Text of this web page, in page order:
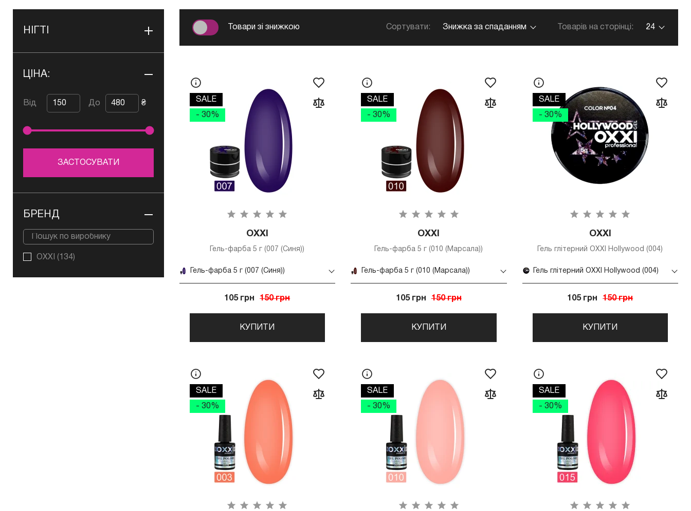
НІГТІ
ЦІНА:
Від До ₴
ЗАСТОСУВАТИ
БРЕНД
OXXI (134)
Товари зі знижкою Сортувати: Знижка за спаданням Товарів на сторінці: 24
SALE
- 30%
OXXI
Гель-фарба 5 г (007 (Синя))
Гель-фарба 5 г (007 (Синя))
105 грн 150 грн
КУПИТИ
SALE
- 30%
OXXI
Гель-фарба 5 г (010 (Марсала))
Гель-фарба 5 г (010 (Марсала))
105 грн 150 грн
КУПИТИ
SALE
- 30%
OXXI
Гель глітерний OXXI Hollywood (004)
Гель глітерний OXXI Hollywood (004)
105 грн 150 грн
КУПИТИ
SALE
- 30%
SALE
- 30%
SALE
- 30%